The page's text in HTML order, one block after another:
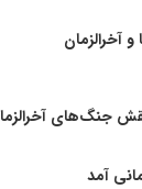
آخرالزمان
جنگ‌های
آمد